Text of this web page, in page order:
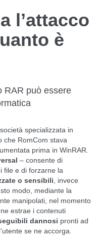
l’attacco
è
RAR può essere
, società specializzata in
che RomCom stava
prima in WinRAR.
– consente di
file e di forzarne la
o sensibili , invece
modo, mediante la
manipolati, nel momento
estrae i contenuti
dannosi pronti ad
se ne accorga.